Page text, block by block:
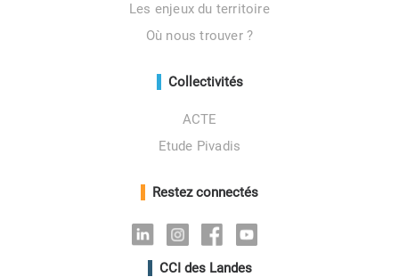
Les enjeux du territoire
Où nous trouver ?
Collectivités
ACTE
Etude Pivadis
Restez connectés
LinkedinInstagramFacebookYoutube
CCI des Landes